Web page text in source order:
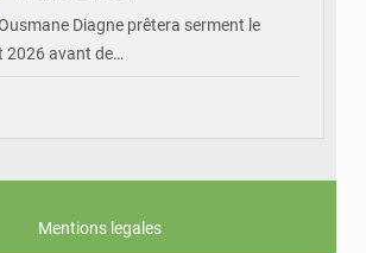
Diagne prêtera serment le
2026 avant de…
Mentions legales